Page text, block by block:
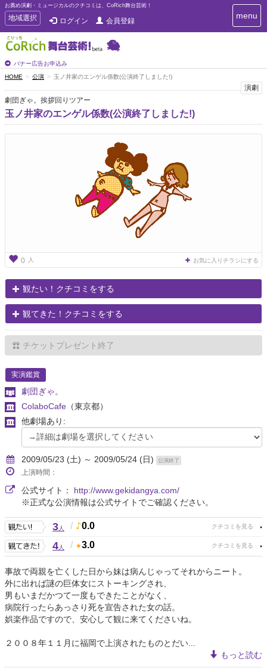
お薦め演劇・ミュージカルのクチコミは、CoRich舞台芸術！
T
o
g
g
e
n
a
v
i
g
地域選択 ログイン 会員登録
バナー広告お申込み
T
o
i
g
menu
HOME 公演 玉ノ井家のエンゲル係数(公演終了しました!)
演劇
劇団ぎゃ。挨拶回りツアー
玉ノ井家のエンゲル係数(公演終了しました!)
0 人 お気に入りチラシにする
観たい！クチコミをする
観てきた！クチコミをする
チケットプレゼント終了
実演鑑賞
劇団ぎゃ。
ColaboCafe （東京都）
他劇場あり:
2009/05/23 (土) ～ 2009/05/24 (日) 公演終了
上演時間：
公式サイト： http://www.gekidangya.com/
※正式な公演情報は公式サイトでご確認ください。
3人 / 0.0
4人 / 3.0
事故で両親を亡くした日から妹は病んじゃってそれからニート。
外に出れば謎の巨体女にストーキングされ、
男もいまだかつて一度もできたことがなく、
病院行ったらあっさり死を宣告された女の話。
娯楽作品ですので、安心して観に来てくださいね。
２００８年１１月に福岡で上演されたものとだい...
もっと読む